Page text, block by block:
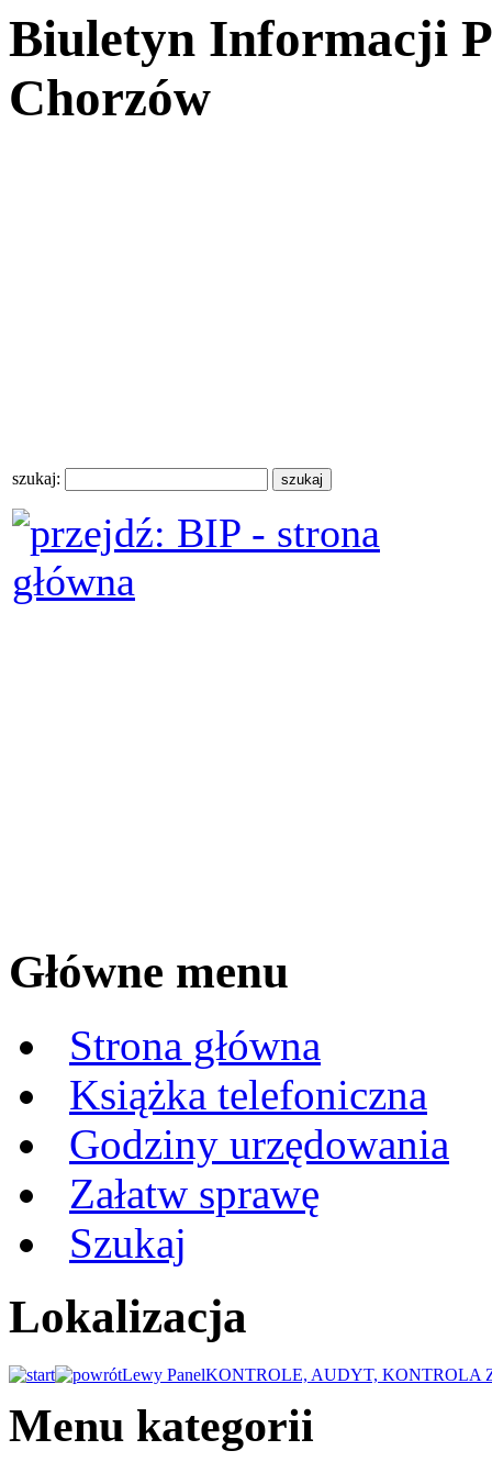
Biuletyn Informacji
Chorzów
szukaj:
Główne menu
Strona główna
Książka telefoniczna
Godziny urzędowania
Załatw sprawę
Szukaj
Lokalizacja
Lewy PanelKONTROLE, AUDYT, KONTROLA
Menu kategorii